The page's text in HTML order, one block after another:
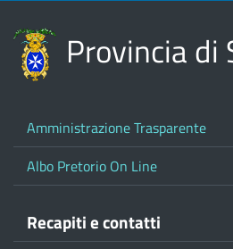
Provincia di
Amministrazione Trasparente
Albo Pretorio On Line
Recapiti e contatti